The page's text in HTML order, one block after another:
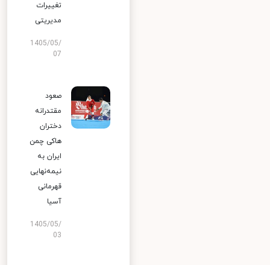
تغییرات
مدیریتی
1405/05/
07
صعود
مقتدرانه
دختران
هاکی چمن
ایران به
نیمه‌نهایی
قهرمانی
آسیا
1405/05/
03